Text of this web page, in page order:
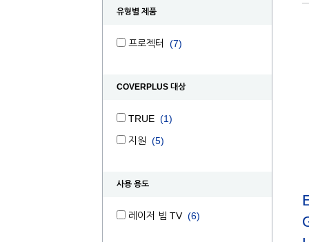
유형별 제품
프로젝터 (7)
COVERPLUS 대상
TRUE (1)
지원 (5)
사용 용도
레이저 빔 TV (6)